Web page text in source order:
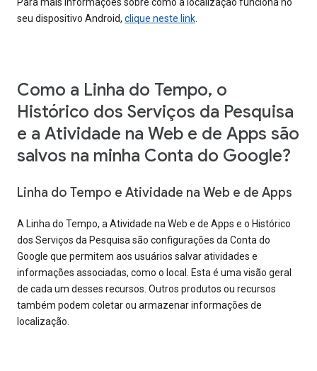
Para mais informações sobre como a localização funciona no
seu dispositivo Android, clique neste link.
Como a Linha do Tempo, o
Histórico dos Serviços da Pesquisa
e a Atividade na Web e de Apps são
salvos na minha Conta do Google?
Linha do Tempo e Atividade na Web e de Apps
A Linha do Tempo, a Atividade na Web e de Apps e o Histórico
dos Serviços da Pesquisa são configurações da Conta do
Google que permitem aos usuários salvar atividades e
informações associadas, como o local. Esta é uma visão geral
de cada um desses recursos. Outros produtos ou recursos
também podem coletar ou armazenar informações de
localização.